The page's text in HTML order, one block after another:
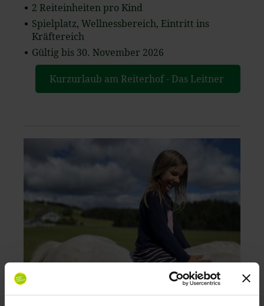
2 Reiteinheiten pro Kind
Spielplatz, Wellnessbereich, Eintritt ins
Kräftereich
Gültig bis 30. November 2026
Kurzurlaub am Reiterhof - Das Leitner